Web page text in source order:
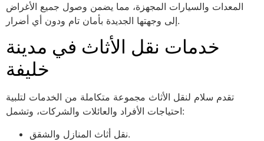
المعدات والسيارات المجهزة، مما يضمن وصول جميع الأغراض
إلى وجهتها الجديدة بأمان تام ودون أي أضرار.
خدمات نقل الأثاث في مدينة
خليفة
تقدم سلام لنقل الأثاث مجموعة متكاملة من الخدمات لتلبية
احتياجات الأفراد والعائلات والشركات، وتشمل:
نقل أثاث المنازل والشقق.